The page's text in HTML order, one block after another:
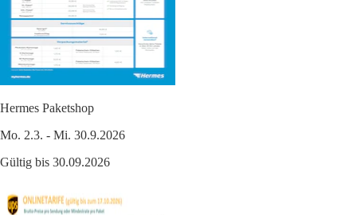
Hermes Paketshop
Mo. 2.3. - Mi. 30.9.2026
Gültig bis 30.09.2026